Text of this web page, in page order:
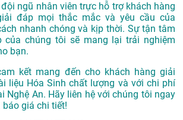
ngũ nhân viên trực hỗ trợ khách hàng
đáp mọi thắc mắc và yêu cầu của
nhanh chóng và kịp thời. Sự tận tâm
của chúng tôi sẽ mang lại trải nghiệm
bạn.
kết mang đến cho khách hàng giải
liệu Hóa Sinh chất lượng và với chi phí
Nghệ An. Hãy liên hệ với chúng tôi ngay
giá chi tiết!